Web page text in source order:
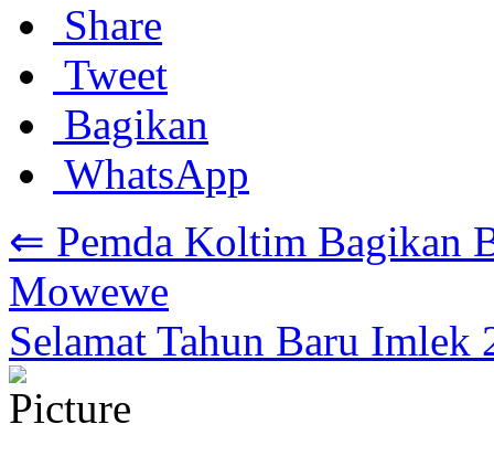
Share
Tweet
Bagikan
WhatsApp
⇐ Pemda Koltim Bagikan
Mowewe
Selamat Tahun Baru